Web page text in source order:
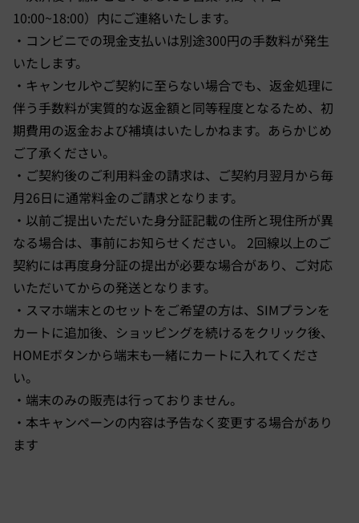
10:00~18:00）内にご連絡いたします。
・コンビニでの現金支払いは別途300円の手数料が発生
いたします。
・キャンセルやご契約に至らない場合でも、返金処理に
伴う手数料が実質的な返金額と同等程度となるため、初
期費用の返金および補填はいたしかねます。あらかじめ
ご了承ください。
・ご契約後のご利用料金の請求は、ご契約月翌月から毎
月26日に通常料金のご請求となります。
・以前ご提出いただいた身分証記載の住所と現住所が異
なる場合は、事前にお知らせください。 2回線以上のご
契約には再度身分証の提出が必要な場合があり、ご対応
いただいてからの発送となります。
・スマホ端末とのセットをご希望の方は、SIMプランを
カートに追加後、ショッピングを続けるをクリック後、
HOMEボタンから端末も一緒にカートに入れてくださ
い。
・端末のみの販売は行っておりません。
・本キャンペーンの内容は予告なく変更する場合があり
ます